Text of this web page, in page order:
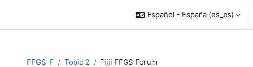
Español - España ‎(es_es)‎
FFGS-F Topic 2 Fijii FFGS Forum